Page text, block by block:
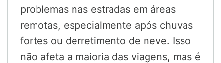
problemas nas estradas em áreas
remotas, especialmente após chuvas
fortes ou derretimento de neve. Isso
não afeta a maioria das viagens, mas é